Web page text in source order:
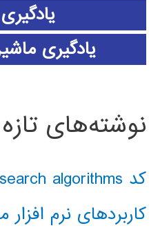
یادگیری
نوشته‌های تازه
کد classical AI search algorithms
کاربردهای نرم افزار